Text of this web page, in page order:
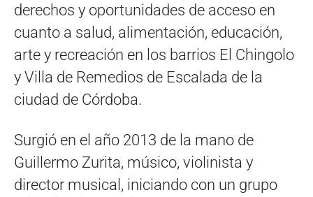
derechos y oportunidades de acceso en
cuanto a salud, alimentación, educación,
arte y recreación en los barrios El Chingolo
y Villa de Remedios de Escalada de la
ciudad de Córdoba.
Surgió en el año 2013 de la mano de
Guillermo Zurita, músico, violinista y
director musical, iniciando con un grupo